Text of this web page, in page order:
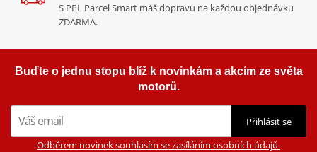
S PPL Parcel Smart máš dopravu na každou objednávku
ZDARMA.
Buďte o jednu stopu blíž k novinkám a akcím ze světa
motorů.
Přihlásit se
Odběrem novinek souhlasím se zasíláním osobních údajů.